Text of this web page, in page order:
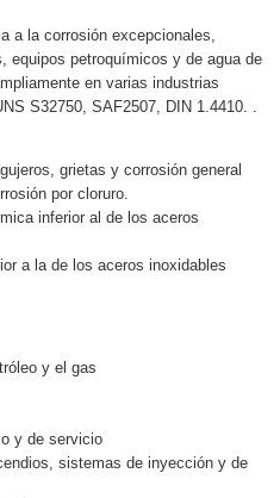
a la corrosión excepcionales,
equipos petroquímicos y de agua de
en varias industrias
S32750, SAF2507, DIN 1.4410. .
grietas y corrosión general
por cloruro.
inferior al de los aceros
a la de los aceros inoxidables
y el gas
y de servicio
sistemas de inyección y de